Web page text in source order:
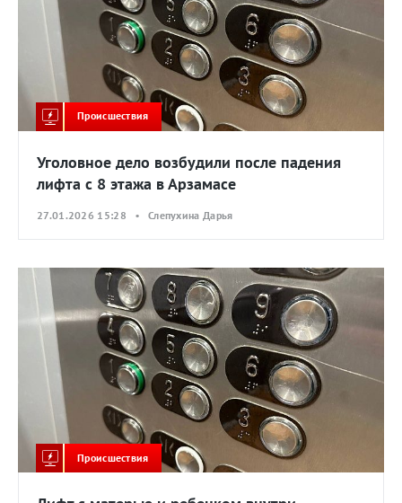
Происшествия
Уголовное дело возбудили после падения
лифта с 8 этажа в Арзамасе
27.01.2026 15:28 • Слепухина Дарья
Происшествия